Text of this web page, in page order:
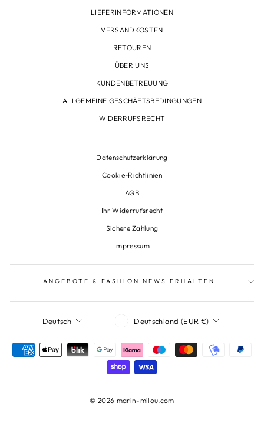
LIEFERINFORMATIONEN
VERSANDKOSTEN
RETOUREN
ÜBER UNS
KUNDENBETREUUNG
ALLGEMEINE GESCHÄFTSBEDINGUNGEN
WIDERRUFSRECHT
Datenschutzerklärung
Cookie-Richtlinien
AGB
Ihr Widerrufsrecht
Sichere Zahlung
Impressum
ANGEBOTE & FASHION NEWS ERHALTEN
Sprache
Deutsch Währung
Deutschland (EUR €)
© 2026 marin-milou.com